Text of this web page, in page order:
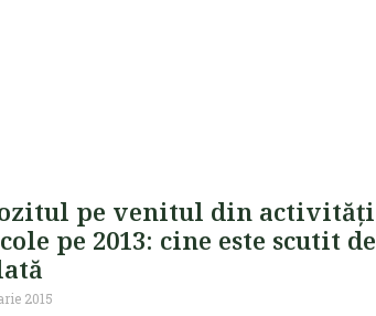
pe venitul din activităţi
pe 2013: cine este scutit de
2015